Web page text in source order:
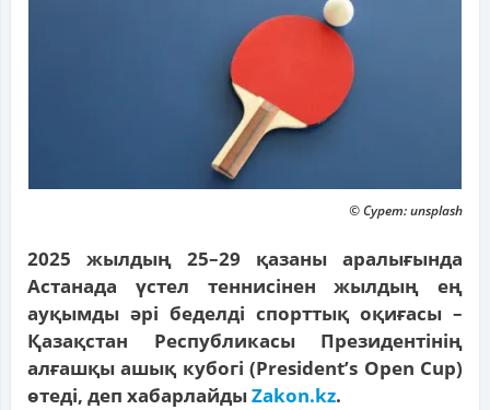
© Сурет: unsplash
2025 жылдың 25–29 қазаны аралығында
Астанада үстел теннисінен жылдың ең
ауқымды әрі беделді спорттық оқиғасы –
Қазақстан Республикасы Президентінің
алғашқы ашық кубогі (President’s Open Cup)
өтеді, деп хабарлайдыZakon.kz.